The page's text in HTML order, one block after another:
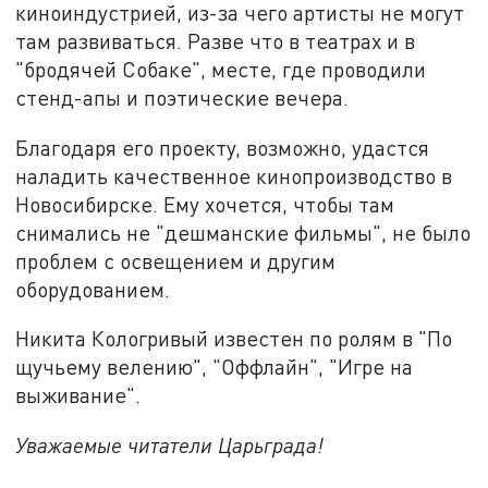
киноиндустрией, из-за чего артисты не могут
там развиваться. Разве что в театрах и в
"бродячей Собаке", месте, где проводили
стенд-апы и поэтические вечера.
Благодаря его проекту, возможно, удастся
наладить качественное кинопроизводство в
Новосибирске. Ему хочется, чтобы там
снимались не "дешманские фильмы", не было
проблем с освещением и другим
оборудованием.
Никита Кологривый известен по ролям в "По
щучьему велению", "Оффлайн", "Игре на
выживание".
Уважаемые читатели Царьграда!